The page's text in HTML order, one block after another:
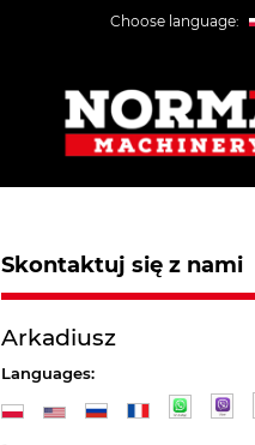
Choose language:
УКРАЇНСЬКИЙ
РУССКИЙ
Skontaktuj się z nami
Arkadiusz
Languages: